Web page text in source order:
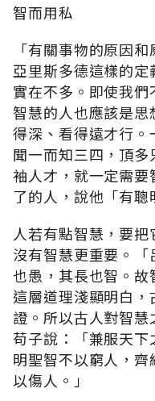
智而用私
「有關事物的原因
亞里斯多德這樣的
實在不多。即使我
智慧的人也應該是
得深、看得遠才行。
聞一而知三四，頂
袖人才，就一定需
了的人，說他「有聰
人若有點智慧，要
沒有智慧更重要。
也愚，其長也智。故
這層道理淺顯明白
證。所以古人對智慧
苟子說：「兼服天
明聖智不以窮人，
以傷人。」